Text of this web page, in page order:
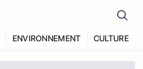
ENVIRONNEMENT CULTURE